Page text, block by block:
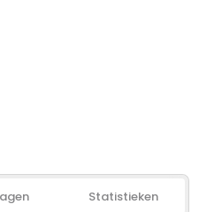
Statistieken